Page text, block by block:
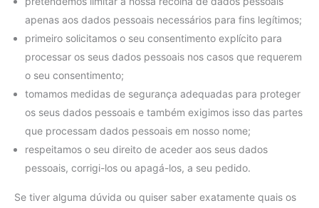
apenas aos dados pessoais necessários para fins legítimos;
primeiro solicitamos o seu consentimento explícito para
processar os seus dados pessoais nos casos que requerem
o seu consentimento;
tomamos medidas de segurança adequadas para proteger
os seus dados pessoais e também exigimos isso das partes
que processam dados pessoais em nosso nome;
respeitamos o seu direito de aceder aos seus dados
pessoais, corrigi-los ou apagá-los, a seu pedido.
Se tiver alguma dúvida ou quiser saber exatamente quais os